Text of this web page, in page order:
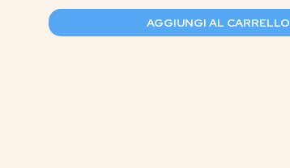
AGGIUNGI AL CARRELLO